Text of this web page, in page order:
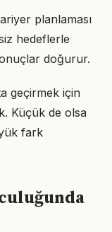
planlaması
hedeflerle
doğurur.
geçirmek için
Küçük de olsa
fark